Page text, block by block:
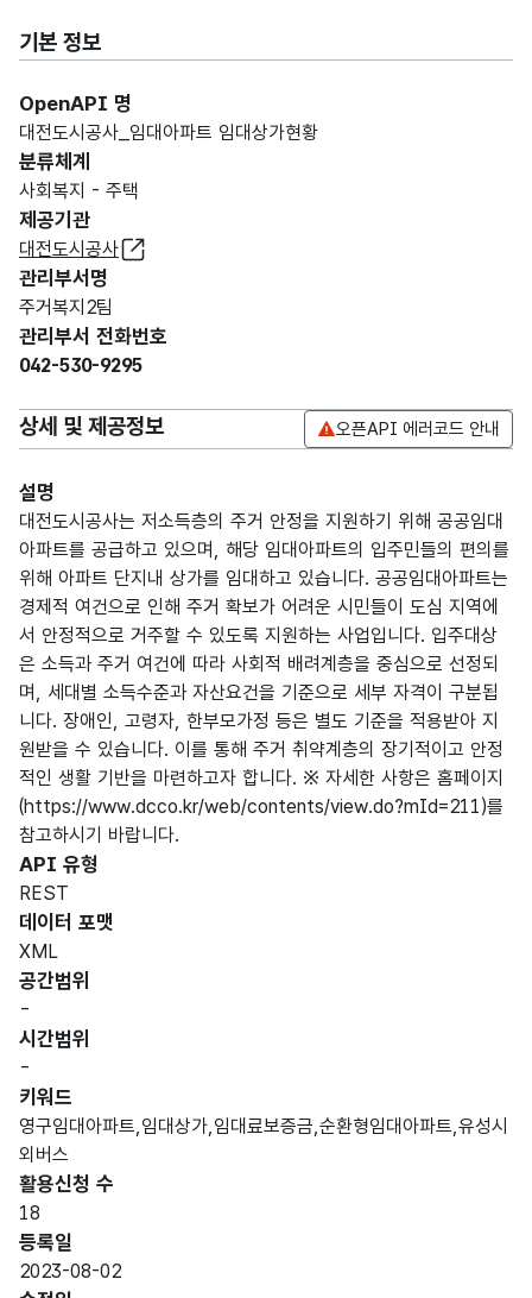
기본 정보
OpenAPI 명
대전도시공사_임대아파트 임대상가현황
분류체계
사회복지 - 주택
제공기관
대전도시공사
관리부서명
주거복지2팀
관리부서 전화번호
042-530-9295
상세 및 제공정보 오픈API 에러코드 안내
설명
대전도시공사는 저소득층의 주거 안정을 지원하기 위해 공공임대
아파트를 공급하고 있으며, 해당 임대아파트의 입주민들의 편의를
위해 아파트 단지내 상가를 임대하고 있습니다. 공공임대아파트는
경제적 여건으로 인해 주거 확보가 어려운 시민들이 도심 지역에
서 안정적으로 거주할 수 있도록 지원하는 사업입니다. 입주대상
은 소득과 주거 여건에 따라 사회적 배려계층을 중심으로 선정되
며, 세대별 소득수준과 자산요건을 기준으로 세부 자격이 구분됩
니다. 장애인, 고령자, 한부모가정 등은 별도 기준을 적용받아 지
원받을 수 있습니다. 이를 통해 주거 취약계층의 장기적이고 안정
적인 생활 기반을 마련하고자 합니다. ※ 자세한 사항은 홈페이지
(https://www.dcco.kr/web/contents/view.do?mId=211)를
참고하시기 바랍니다.
API 유형
REST
데이터 포맷
XML
공간범위
-
시간범위
-
키워드
영구임대아파트,임대상가,임대료보증금,순환형임대아파트,유성시
외버스
활용신청 수
18
등록일
2023-08-02